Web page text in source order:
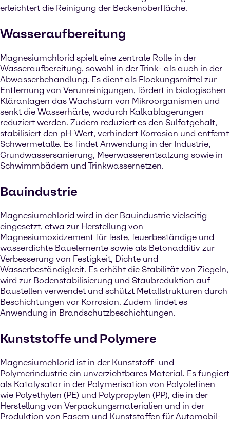
erleichtert die Reinigung der Beckenoberfläche.
Wasseraufbereitung
Magnesiumchlorid spielt eine zentrale Rolle in der
Wasseraufbereitung, sowohl in der Trink- als auch in der
Abwasserbehandlung. Es dient als Flockungsmittel zur
Entfernung von Verunreinigungen, fördert in biologischen
Kläranlagen das Wachstum von Mikroorganismen und
senkt die Wasserhärte, wodurch Kalkablagerungen
reduziert werden. Zudem reduziert es den Sulfatgehalt,
stabilisiert den pH-Wert, verhindert Korrosion und entfernt
Schwermetalle. Es findet Anwendung in der Industrie,
Grundwassersanierung, Meerwasserentsalzung sowie in
Schwimmbädern und Trinkwassernetzen.
Bauindustrie
Magnesiumchlorid wird in der Bauindustrie vielseitig
eingesetzt, etwa zur Herstellung von
Magnesiumoxidzement für feste, feuerbeständige und
wasserdichte Bauelemente sowie als Betonadditiv zur
Verbesserung von Festigkeit, Dichte und
Wasserbeständigkeit. Es erhöht die Stabilität von Ziegeln,
wird zur Bodenstabilisierung und Staubreduktion auf
Baustellen verwendet und schützt Metallstrukturen durch
Beschichtungen vor Korrosion. Zudem findet es
Anwendung in Brandschutzbeschichtungen.
Kunststoffe und Polymere
Magnesiumchlorid ist in der Kunststoff- und
Polymerindustrie ein unverzichtbares Material. Es fungiert
als Katalysator in der Polymerisation von Polyolefinen
wie Polyethylen (PE) und Polypropylen (PP), die in der
Herstellung von Verpackungsmaterialien und in der
Produktion von Fasern und Kunststoffen für Automobil-